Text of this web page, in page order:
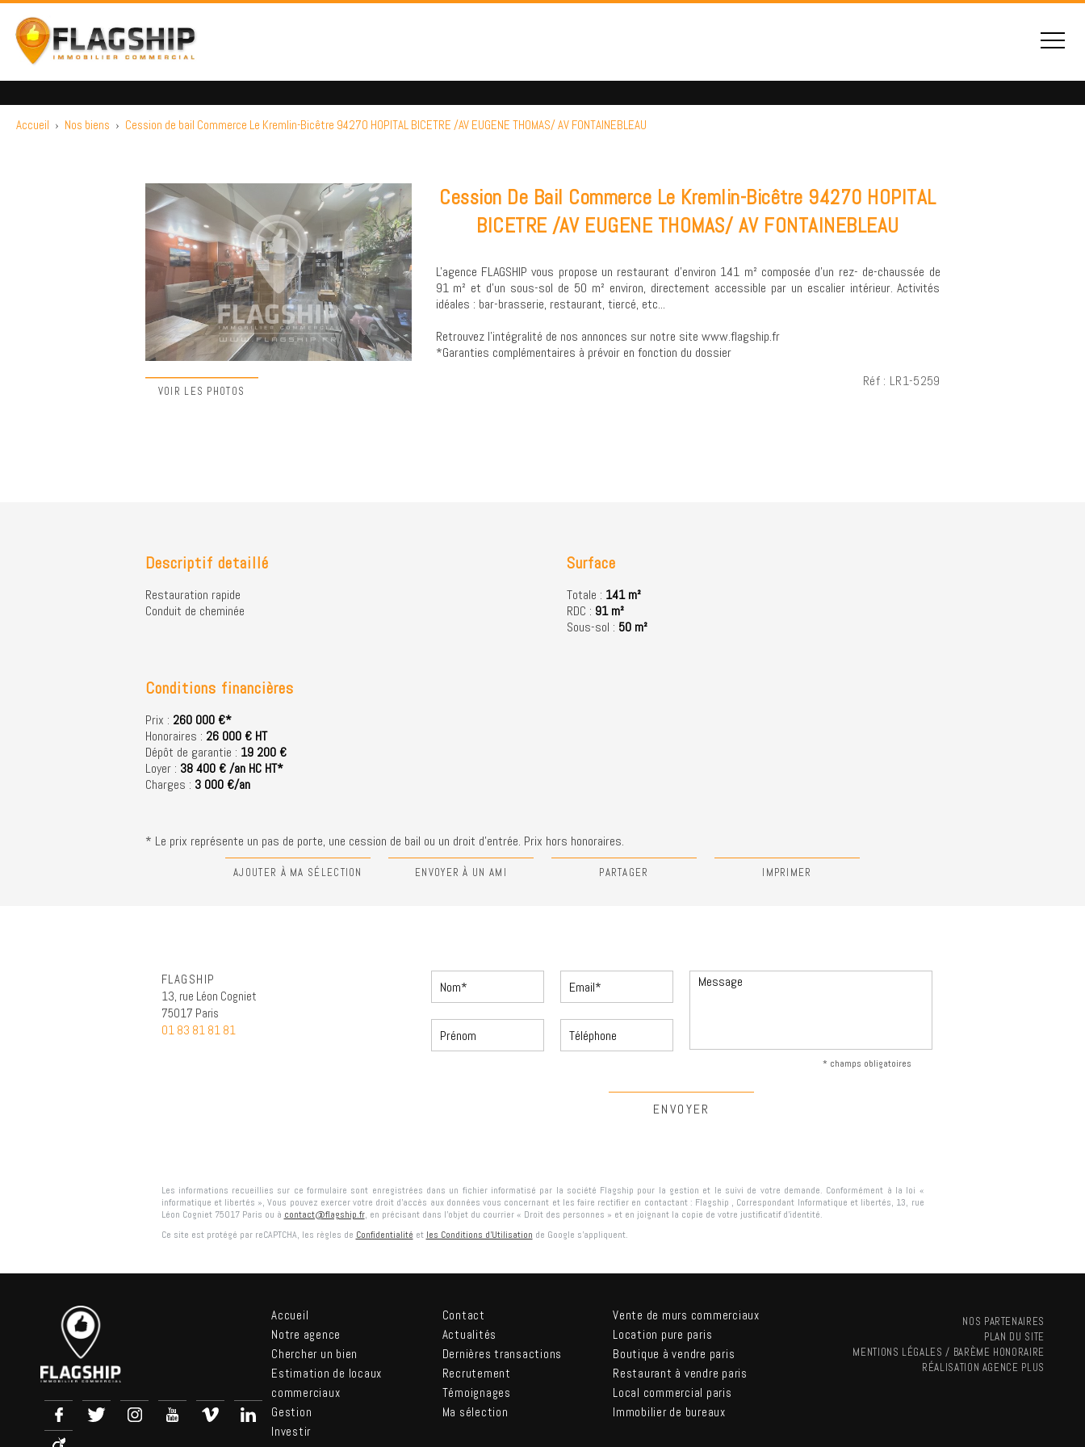
Accueil › Nos biens › Cession de bail Commerce Le Kremlin-Bicêtre 94270 HOPITAL BICETRE /AV EUGENE THOMAS/ AV FONTAINEBLEAU
VOIR LES PHOTOS
Cession De Bail Commerce Le Kremlin-Bicêtre 94270 HOPITAL
BICETRE /AV EUGENE THOMAS/ AV FONTAINEBLEAU
L'agence FLAGSHIP vous propose un restaurant d'environ 141 m² composée d'un rez- de-chaussée de
91 m² et d'un sous-sol de 50 m² environ, directement accessible par un escalier intérieur. Activités
idéales : bar-brasserie, restaurant, tiercé, etc...
Retrouvez l’intégralité de nos annonces sur notre site www.flagship.fr
*Garanties complémentaires à prévoir en fonction du dossier
Réf : LR1-5259
Descriptif detaillé
Restauration rapide
Conduit de cheminée
Surface
Totale : 141 m²
RDC : 91 m²
Sous-sol : 50 m²
Conditions financières
Prix : 260 000 €*
Honoraires : 26 000 € HT
Dépôt de garantie : 19 200 €
Loyer : 38 400 € /an HC HT*
Charges : 3 000 €/an
* Le prix représente un pas de porte, une cession de bail ou un droit d'entrée. Prix hors honoraires.
AJOUTER À MA SÉLECTION ENVOYER À UN AMI PARTAGER IMPRIMER
FLAGSHIP
13, rue Léon Cogniet
75017 Paris
01 83 81 81 81
* champs obligatoires
Les informations recueillies sur ce formulaire sont enregistrées dans un fichier informatisé par la société Flagship pour la gestion et le suivi de votre demande. Conformément à la loi «
informatique et libertés », Vous pouvez exercer votre droit d'accès aux données vous concernant et les faire rectifier en contactant : Flagship , Correspondant Informatique et libertés, 13, rue
Léon Cogniet 75017 Paris ou à contact@flagship.fr, en précisant dans l’objet du courrier « Droit des personnes » et en joignant la copie de votre justificatif d’identité.
Ce site est protégé par reCAPTCHA, les règles de Confidentialité et les Conditions d'Utilisation de Google s'appliquent.
Accueil
Notre agence
Chercher un bien
Estimation de locaux
commerciaux
Gestion
Investir
Contact
Actualités
Dernières transactions
Recrutement
Témoignages
Ma sélection
Vente de murs commerciaux
Location pure paris
Boutique à vendre paris
Restaurant à vendre paris
Local commercial paris
Immobilier de bureaux
NOS PARTENAIRES
PLAN DU SITE
MENTIONS LÉGALES / BARÈME HONORAIRE
RÉALISATION AGENCE PLUS